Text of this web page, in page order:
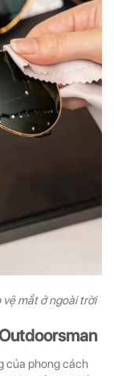
vệ mắt ở ngoài trời
của phong cách